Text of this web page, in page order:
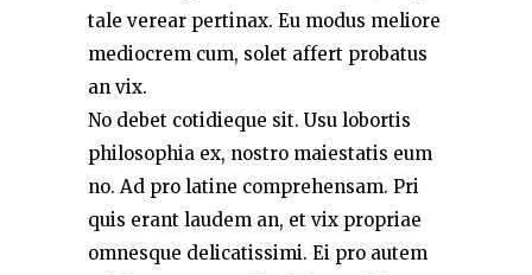
tale verear pertinax. Eu modus meliore
mediocrem cum, solet affert probatus
an vix.
No debet cotidieque sit. Usu lobortis
philosophia ex, nostro maiestatis eum
no. Ad pro latine comprehensam. Pri
quis erant laudem an, et vix propriae
omnesque delicatissimi. Ei pro autem